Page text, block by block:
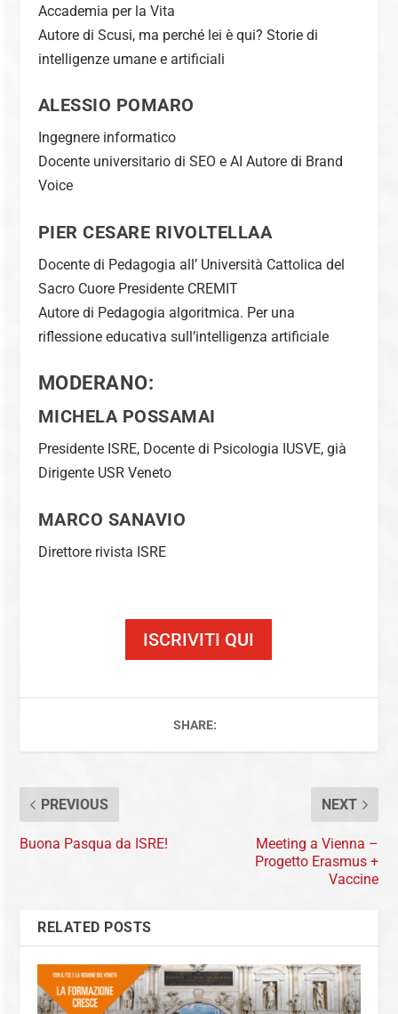
Accademia per la Vita
Autore di Scusi, ma perché lei è qui? Storie di
intelligenze umane e artificiali
ALESSIO POMARO
Ingegnere informatico
Docente universitario di SEO e AI Autore di Brand
Voice
PIER CESARE RIVOLTELLAA
Docente di Pedagogia all’ Università Cattolica del
Sacro Cuore Presidente CREMIT
Autore di Pedagogia algoritmica. Per una
riflessione educativa sull’intelligenza artificiale
MODERANO:
MICHELA POSSAMAI
Presidente ISRE, Docente di Psicologia IUSVE, già
Dirigente USR Veneto
MARCO SANAVIO
Direttore rivista ISRE
ISCRIVITI QUI
SHARE:
PREVIOUS
Buona Pasqua da ISRE!
NEXT
Meeting a Vienna –
Progetto Erasmus +
Vaccine
RELATED POSTS